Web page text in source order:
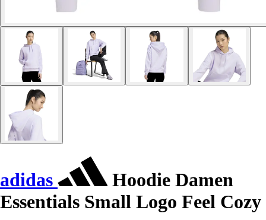
adidas
Hoodie Damen
Essentials Small Logo Feel Cozy